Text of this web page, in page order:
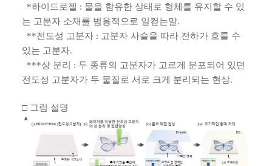
*하이드로젤 : 물을 함유한 상태로 형체를 유지할 수 있
는 고분자 소재를 범용적으로 일컫는말.
**전도성 고분자 : 고분자 사슬을 따라 전하가 흐를 수
있는 고분자.
***상 분리 : 두 종류의 고분자가 고르게 분포되어 있던
전도성 고분자가 두 물질로 서로 크게 분리되는 현상.
□ 그림 설명